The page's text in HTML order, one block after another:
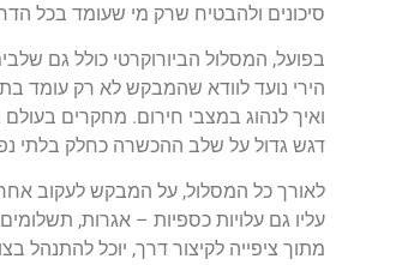
סיכונים ולהבטיח שרק מי שעומד בכל
בפועל, המסלול הביורוקרטי כולל גם
הירי נועד לוודא שהמבקש לא רק עומד
ואיך לנהוג במצבי חירום. מחקרים
דגש גדול על שלב ההכשרה כחלק בלתי
לאורך כל המסלול, על המבקש לעקוב אחר
עליו גם עלויות כספיות – אגרות,
מתוך ציפייה לקיצור דרך, יוכל להתנהל